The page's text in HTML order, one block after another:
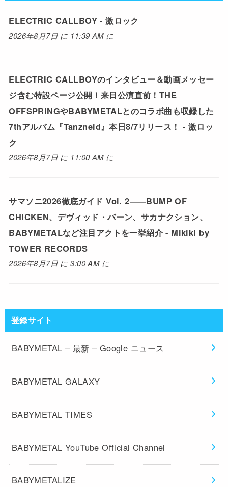
ELECTRIC CALLBOY - 激ロック
2026年8月7日 に 11:39 AM に
ELECTRIC CALLBOYのインタビュー＆動画メッセー
ジ含む特設ページ公開！来日公演直前！THE
OFFSPRINGやBABYMETALとのコラボ曲も収録した
7thアルバム『Tanzneid』本日8/7リリース！ - 激ロッ
ク
2026年8月7日 に 11:00 AM に
サマソニ2026徹底ガイド Vol. 2――BUMP OF
CHICKEN、デヴィッド・バーン、サカナクション、
BABYMETALなど注目アクトを一挙紹介 - Mikiki by
TOWER RECORDS
2026年8月7日 に 3:00 AM に
登録サイト
BABYMETAL – 最新 – Google ニュース
BABYMETAL GALAXY
BABYMETAL TIMES
BABYMETAL YouTube Official Channel
BABYMETALIZE